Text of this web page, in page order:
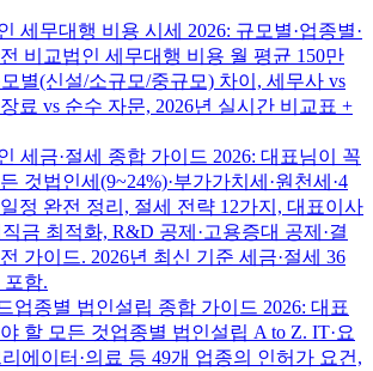
세무대행 비용 시세 2026: 규모별·업종별·
비교법인 세무대행 비용 월 평균 150만
별(신설/소규모/중규모) 차이, 세무사 vs
료 vs 순수 자문, 2026년 실시간 비교표 +
세금·절세 종합 가이드 2026: 대표님이 꼭
것법인세(9~24%)·부가가치세·원천세·4
정 완전 정리, 절세 전략 12가지, 대표이사
직금 최적화, R&D 공제·고용증대 공제·결
가이드. 2026년 최신 기준 세금·절세 36
포함.
업종별 법인설립 종합 가이드 2026: 대표
할 모든 것업종별 법인설립 A to Z. IT·요
리에이터·의료 등 49개 업종의 인허가 요건,